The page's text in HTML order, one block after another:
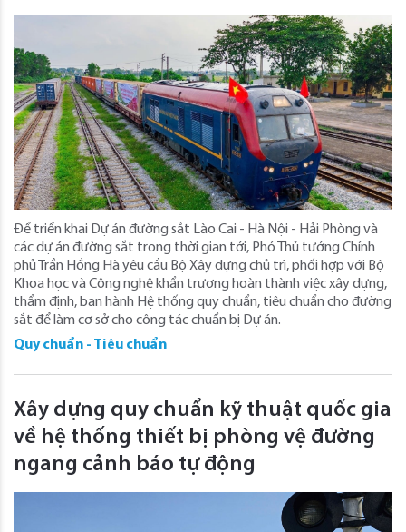
Để triển khai Dự án đường sắt Lào Cai - Hà Nội - Hải Phòng và
các dự án đường sắt trong thời gian tới, Phó Thủ tướng Chính
phủ Trần Hồng Hà yêu cầu Bộ Xây dựng chủ trì, phối hợp với Bộ
Khoa học và Công nghệ khẩn trương hoàn thành việc xây dựng,
thẩm định, ban hành Hệ thống quy chuẩn, tiêu chuẩn cho đường
sắt để làm cơ sở cho công tác chuẩn bị Dự án.
Quy chuẩn - Tiêu chuẩn
Xây dựng quy chuẩn kỹ thuật quốc gia
về hệ thống thiết bị phòng vệ đường
ngang cảnh báo tự động